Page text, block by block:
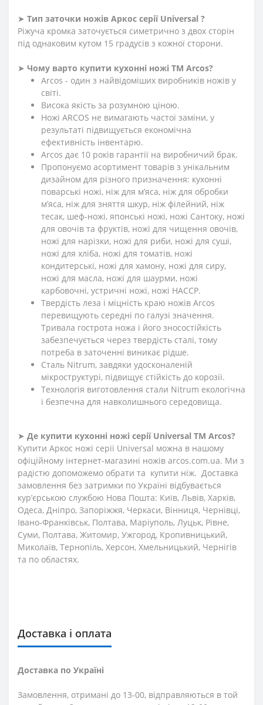
➤ Тип заточки ножів Аркос серії Universal ?
Ріжуча кромка заточується симетрично з двох сторін
під однаковим кутом 15 градусів з кожної сторони.
➤ Чому варто купити кухонні ножі ТМ Arcos?
Arcos - один з найвідоміших виробників ножів у
світі.
Висока якість за розумною ціною.
Ножі ARCOS не вимагають частої заміни, у
результаті підвищується економічна
ефективність інвентарю.
Arcos дає 10 років гарантії на виробничий брак.
Пропонуємо асортимент товарів з унікальним
дизайном для різного призначення: кухонні
поварські ножі, ніж для м’яса, ніж для обробки
м’яса, ніж для зняття шкур, ніж філейний, ніж
тесак, шеф-ножі, японські ножі, ножі Сантоку, ножі
для овочів та фруктів, ножі для чищення овочів,
ножі для нарізки, ножі для риби, ножі для суші,
ножі для хліба, ножі для томатів, ножі
кондитерські, ножі для хамону, ножі для сиру,
ножі для масла, ножі для шаурми, ножі
карбовочні, устричні ножі, ножі HACCP.
Твердість леза і міцність краю ножів Arcos
перевищують середні по галузі значення.
Тривала гострота ножа і його зносостійкість
забезпечується через твердість сталі, тому
потреба в заточенні виникає рідше.
Сталь Nitrum, завдяки удосконаленій
мікроструктурі, підвищує стійкість до корозії.
Технологія виготовлення стали Nitrum екологічна
і безпечна для навколишнього середовища.
➤ Де купити кухонні ножі серії Universal ТМ Arcos?
Купити Аркос ножі серії Universal можна в нашому
офіційному інтернет-магазині ножів arcos.com.ua. Ми з
радістю допоможемо обрати та купити ніж. Доставка
замовлення без затримки по Україні відбувається
кур’єрською службою Нова Пошта: Київ, Львів, Харків,
Одеса, Дніпро, Запоріжжя, Черкаси, Вінниця, Чернівці,
Івано-Франківськ, Полтава, Маріуполь, Луцьк, Рівне,
Суми, Полтава, Житомир, Ужгород, Кропивницький,
Миколаїв, Тернопіль, Херсон, Хмельницький, Чернігів
та по областях.
Доставка і оплата
Доставка по Україні
Замовлення, отримані до 13-00, відправляються в той